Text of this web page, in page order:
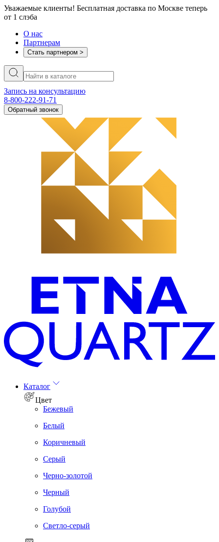
Уважаемые клиенты! Бесплатная доставка по Москве теперь
от 1 слэба
О нас
Партнерам
Стать партнером >
Запись на консультацию
8-800-222-91-71
Обратный звонок
Каталог
Цвет
Бежевый
Белый
Коричневый
Серый
Черно-золотой
Черный
Голубой
Светло-серый